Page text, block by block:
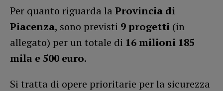
Per quanto riguarda la Provincia di
Piacenza, sono previsti 9 progetti (in
allegato) per un totale di 16 milioni 185
mila e 500 euro.
Si tratta di opere prioritarie per la sicurezza